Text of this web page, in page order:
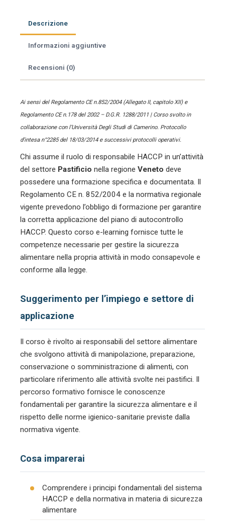
quantità
Descrizione
Informazioni aggiuntive
Recensioni (0)
Ai sensi del Regolamento CE n.852/2004 (Allegato II, capitolo XII) e
Regolamento CE n.178 del 2002 – D.G.R. 1288/2011 | Corso svolto in
collaborazione con l’Università Degli Studi di Camerino. Protocollo
d’intesa n°2285 del 18/03/2014 e successivi protocolli operativi.
Chi assume il ruolo di responsabile HACCP in un’attività
del settore Pastificio nella regione Veneto deve
possedere una formazione specifica e documentata. Il
Regolamento CE n. 852/2004 e la normativa regionale
vigente prevedono l’obbligo di formazione per garantire
la corretta applicazione del piano di autocontrollo
HACCP. Questo corso e-learning fornisce tutte le
competenze necessarie per gestire la sicurezza
alimentare nella propria attività in modo consapevole e
conforme alla legge.
Suggerimento per l’impiego e settore di
applicazione
Il corso è rivolto ai responsabili del settore alimentare
che svolgono attività di manipolazione, preparazione,
conservazione o somministrazione di alimenti, con
particolare riferimento alle attività svolte nei pastifici. Il
percorso formativo fornisce le conoscenze
fondamentali per garantire la sicurezza alimentare e il
rispetto delle norme igienico-sanitarie previste dalla
normativa vigente.
Cosa imparerai
Comprendere i principi fondamentali del sistema
HACCP e della normativa in materia di sicurezza
alimentare